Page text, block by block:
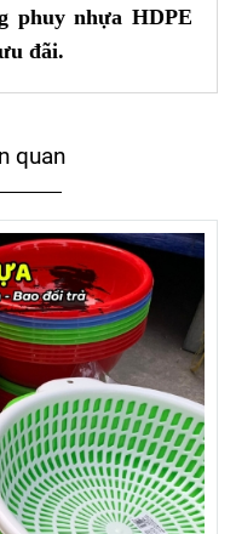
phuy nhựa HDPE
đãi.
quan